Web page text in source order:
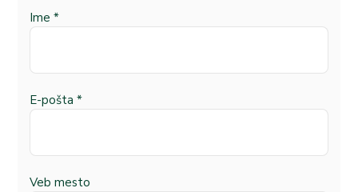
Ime *
E-pošta *
Veb mesto